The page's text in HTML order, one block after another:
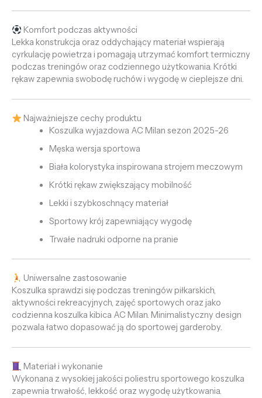
Komfort podczas aktywności
Lekka konstrukcja oraz oddychający materiał wspierają
cyrkulację powietrza i pomagają utrzymać komfort termiczny
podczas treningów oraz codziennego użytkowania. Krótki
rękaw zapewnia swobodę ruchów i wygodę w cieplejsze dni.
Najważniejsze cechy produktu
Koszulka wyjazdowa AC Milan sezon 2025-26
Męska wersja sportowa
Biała kolorystyka inspirowana strojem meczowym
Krótki rękaw zwiększający mobilność
Lekki i szybkoschnący materiał
Sportowy krój zapewniający wygodę
Trwałe nadruki odporne na pranie
Uniwersalne zastosowanie
Koszulka sprawdzi się podczas treningów piłkarskich,
aktywności rekreacyjnych, zajęć sportowych oraz jako
codzienna koszulka kibica AC Milan. Minimalistyczny design
pozwala łatwo dopasować ją do sportowej garderoby.
Materiał i wykonanie
Wykonana z wysokiej jakości poliestru sportowego koszulka
zapewnia trwałość, lekkość oraz wygodę użytkowania.